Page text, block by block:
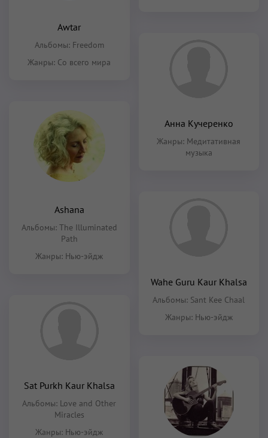
Awtar
Альбомы: Freedom
Жанры: Со всего мира
Ashana
Альбомы: The Illuminated
Path
Жанры: Нью-эйдж
Анна Кучеренко
Жанры: Медитативная
музыка
Sat Purkh Kaur Khalsa
Альбомы: Love and Other
Miracles
Жанры: Нью-эйдж
Wahe Guru Kaur Khalsa
Альбомы: Sant Kee Chaal
Жанры: Нью-эйдж